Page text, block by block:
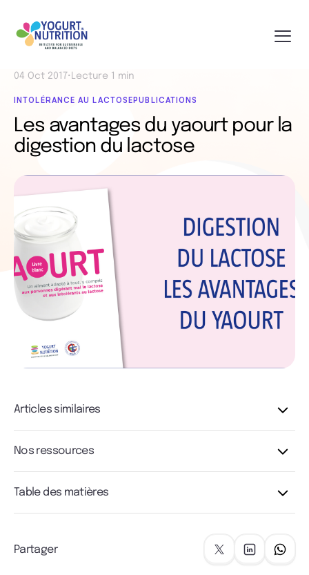
04 Oct 2017• Lecture 1 min
INTOLÉRANCE AU LACTOSE PUBLICATIONS
Les avantages du yaourt pour la
digestion du lactose
Articles similaires
Nos ressources
Table des matières
Partager